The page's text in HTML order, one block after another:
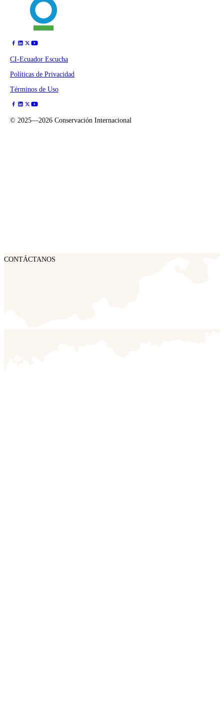
CI-Ecuador Escucha
Políticas de Privacidad
Términos de Uso
© 2025—2026 Conservación Internacional
CONTÁCTANOS